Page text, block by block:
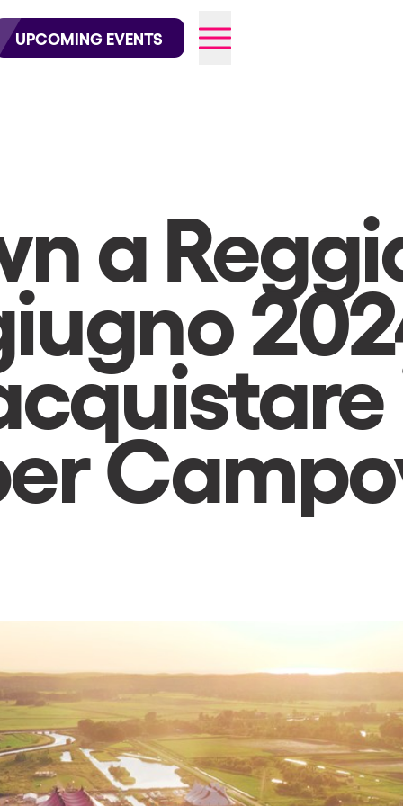
on Instagram
on TikTok
UPCOMING EVENTS
us?
a